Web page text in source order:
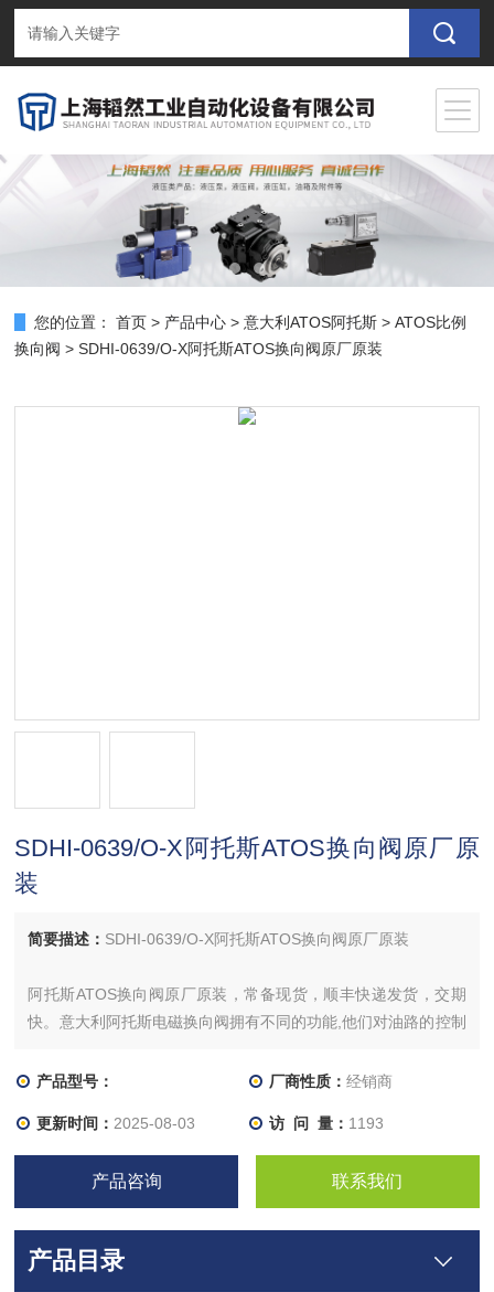
您的位置： 首页 > 产品中心 >意大利ATOS阿托斯 >ATOS比例
换向阀 > SDHI-0639/O-X阿托斯ATOS换向阀原厂原装
SDHI-0639/O-X阿托斯ATOS换向阀原厂原
装
简要描述： SDHI-0639/O-X阿托斯ATOS换向阀原厂原装
阿托斯ATOS换向阀原厂原装，常备现货，顺丰快递发货，交期
快。意大利阿托斯电磁换向阀拥有不同的功能,他们对油路的控制
的阀芯,不同的阀芯对阀体沉割槽的遮盖情况不同,进而形成不同
堵一个沉割槽所通油路,必须使电磁换向阀台肩与阀体内
产品型号： 厂商性质： 经销商
更新时间： 2025-08-03 访 问 量： 1193
产品咨询 联系我们
产品目录